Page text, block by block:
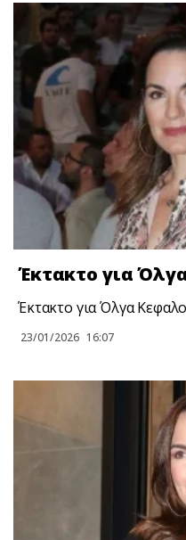
Έκτακτo για
Έκτακτo για Όλγα
23/01/2026 16:07